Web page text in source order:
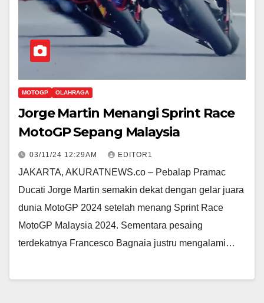
MOTOGP OLAHRAGA
Jorge Martin Menangi Sprint Race
MotoGP Sepang Malaysia
03/11/24 12:29AM EDITOR1
JAKARTA, AKURATNEWS.co – Pebalap Pramac
Ducati Jorge Martin semakin dekat dengan gelar juara
dunia MotoGP 2024 setelah menang Sprint Race
MotoGP Malaysia 2024. Sementara pesaing
terdekatnya Francesco Bagnaia justru mengalami…